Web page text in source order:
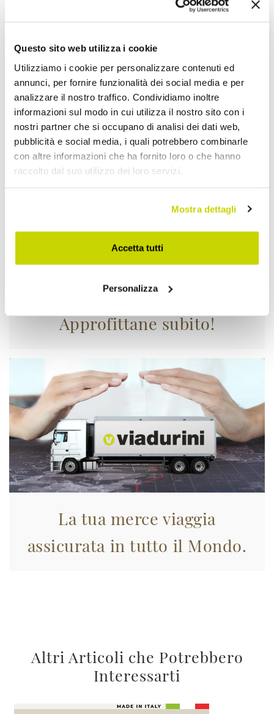
Questo sito web utilizza i cookie
Utilizziamo i cookie per personalizzare contenuti ed
annunci, per fornire funzionalità dei social media e per
analizzare il nostro traffico. Condividiamo inoltre
informazioni sul modo in cui utilizza il nostro sito con i
nostri partner che si occupano di analisi dei dati web,
pubblicità e social media, i quali potrebbero combinarle
con altre informazioni che ha fornito loro o che hanno
raccolto dal suo utilizzo dei loro servizi.
Mostra dettagli
Accetta tutti
Personalizza
Porta TV
Approfittane subito!
La tua merce viaggia
assicurata in tutto il Mondo.
Altri Articoli che Potrebbero
Interessarti